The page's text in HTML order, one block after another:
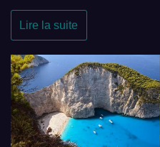
Lire la suite